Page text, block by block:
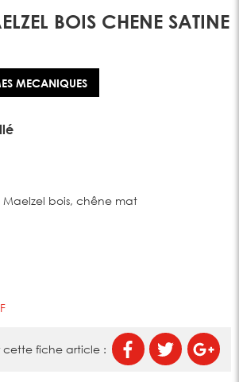
BOIS CHENE SATINE
MECANIQUES
bois, chêne mat
cette fiche article :